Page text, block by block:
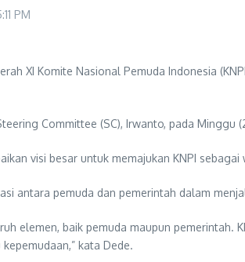
PM
XI Komite Nasional Pemuda Indonesia
Committee (SC), Irwanto, pada Minggu
visi besar untuk memajukan KNPI
antara pemuda dan pemerintah dalam
elemen, baik pemuda maupun pemerintah.
kata Dede.